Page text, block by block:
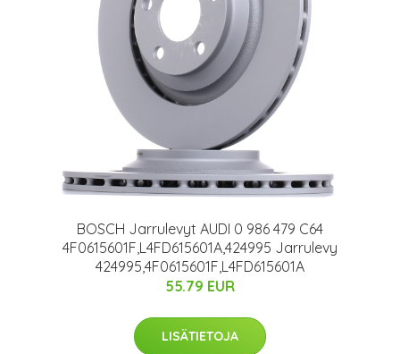
BOSCH Jarrulevyt AUDI 0 986 479 C64
4F0615601F,L4FD615601A,424995 Jarrulevy
424995,4F0615601F,L4FD615601A
55.79 EUR
LISÄTIETOJA